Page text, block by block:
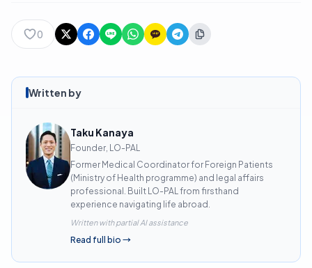
0
Written by
Taku Kanaya
Founder, LO-PAL
Former Medical Coordinator for Foreign Patients
(Ministry of Health programme) and legal affairs
professional. Built LO-PAL from firsthand
experience navigating life abroad.
Written with partial AI assistance
Read full bio →